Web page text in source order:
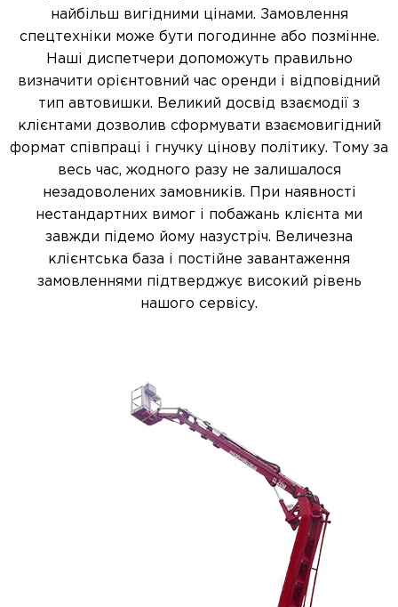
найбільш вигідними цінами. Замовлення
спецтехніки може бути погодинне або позмінне.
Наші диспетчери допоможуть правильно
визначити орієнтовний час оренди і відповідний
тип автовишки. Великий досвід взаємодії з
клієнтами дозволив сформувати взаємовигідний
формат співпраці і гнучку цінову політику. Тому за
весь час, жодного разу не залишалося
незадоволених замовників. При наявності
нестандартних вимог і побажань клієнта ми
завжди підемо йому назустріч. Величезна
клієнтська база і постійне завантаження
замовленнями підтверджує високий рівень
нашого сервісу.